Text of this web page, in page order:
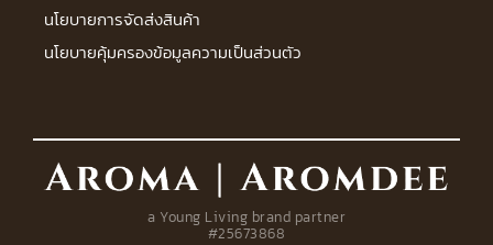
นโยบายการจัดส่งสินค้า
นโยบายคุ้มครองข้อมูลความเป็นส่วนตัว
a Young Living brand partner
#25673868